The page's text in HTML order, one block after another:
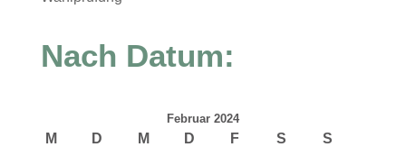
Nach Datum:
Februar 2024
M D M D F S
S